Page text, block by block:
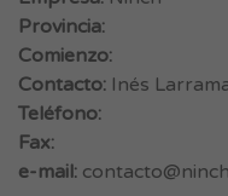
Provincia:
Comienzo:
Contacto: Inés
Teléfono:
Fax:
e-mail: